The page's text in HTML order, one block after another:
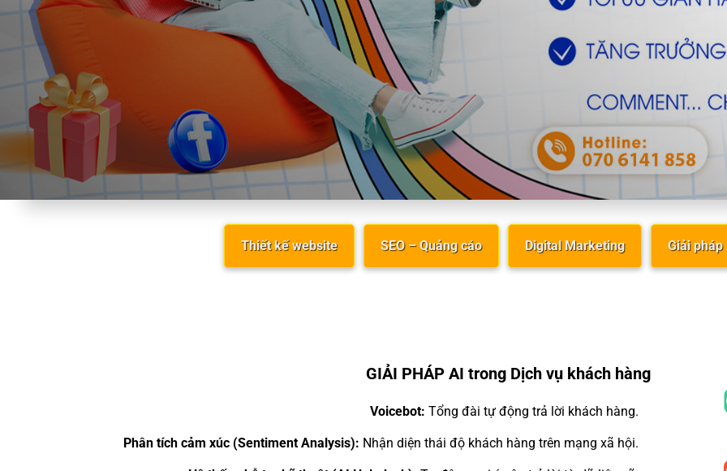
Thiết kế website SEO – Quảng cáo Digital Marketing Giải pháp
GIẢI PHÁP AI trong Dịch vụ khách hàng
Voicebot: Tổng đài tự động trả lời khách hàng.
Phân tích cảm xúc (Sentiment Analysis): Nhận diện thái độ khách hàng trên mạng xã hội.